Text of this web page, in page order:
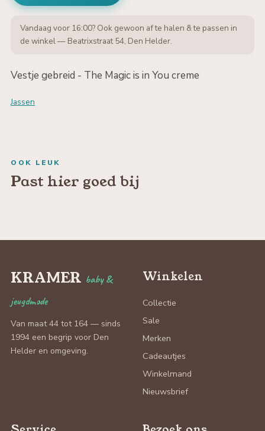
Vandaag voor 16:00? Ook gewoon af te halen & te passen in
de winkel — Beatrixstraat 54, Den Helder.
Vestje gebreid - The Magic is in You creme
Jassen
OOK LEUK
Past hier goed bij
KRAMER baby &
jeugdmode
Van maat 44 tot 164 — sinds
1994 een begrip voor Den
Helder en omgeving.
Winkelen
Collectie
Sale
Merken
Cadeautjes
Winkelmand
Nieuwsbrief